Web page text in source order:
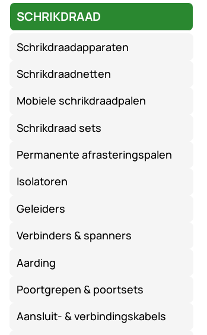
SCHRIKDRAAD
Schrikdraadapparaten
Schrikdraadnetten
Mobiele schrikdraadpalen
Schrikdraad sets
Permanente afrasteringspalen
Isolatoren
Geleiders
Verbinders & spanners
Aarding
Poortgrepen & poortsets
Aansluit- & verbindingskabels